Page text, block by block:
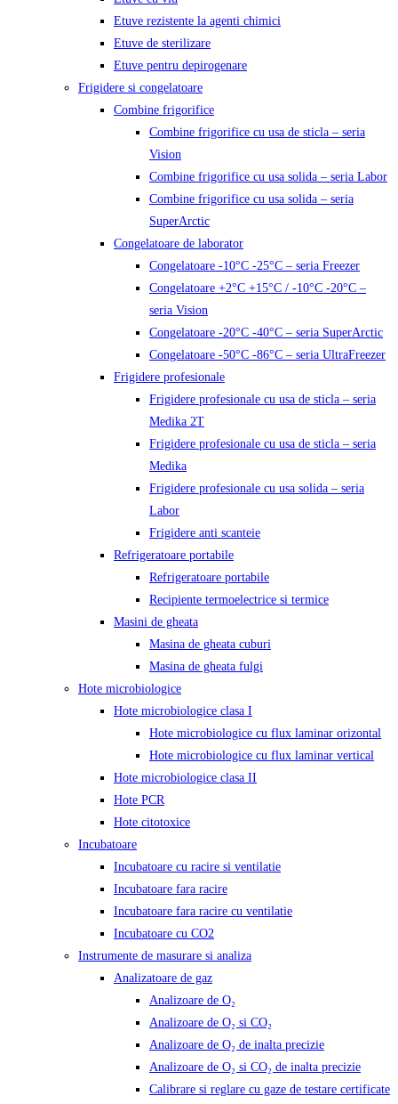
Etuve rezistente la agenti chimici
Etuve de sterilizare
Etuve pentru depirogenare
Frigidere si congelatoare
Combine frigorifice
Combine frigorifice cu usa de sticla – seria
Vision
Combine frigorifice cu usa solida – seria Labor
Combine frigorifice cu usa solida – seria
SuperArctic
Congelatoare de laborator
Congelatoare -10°C -25°C – seria Freezer
Congelatoare +2°C +15°C / -10°C -20°C –
seria Vision
Congelatoare -20°C -40°C – seria SuperArctic
Congelatoare -50°C -86°C – seria UltraFreezer
Frigidere profesionale
Frigidere profesionale cu usa de sticla – seria
Medika 2T
Frigidere profesionale cu usa de sticla – seria
Medika
Frigidere profesionale cu usa solida – seria
Labor
Frigidere anti scanteie
Refrigeratoare portabile
Refrigeratoare portabile
Recipiente termoelectrice si termice
Masini de gheata
Masina de gheata cuburi
Masina de gheata fulgi
Hote microbiologice
Hote microbiologice clasa I
Hote microbiologice cu flux laminar orizontal
Hote microbiologice cu flux laminar vertical
Hote microbiologice clasa II
Hote PCR
Hote citotoxice
Incubatoare
Incubatoare cu racire si ventilatie
Incubatoare fara racire
Incubatoare fara racire cu ventilatie
Incubatoare cu CO2
Instrumente de masurare si analiza
Analizatoare de gaz
Analizoare de O₂
Analizoare de O₂ si CO₂
Analizoare de O₂ de inalta precizie
Analizoare de O₂ si CO₂ de inalta precizie
Calibrare si reglare cu gaze de testare certificate